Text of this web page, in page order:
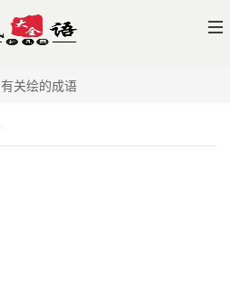
有关绘的成语